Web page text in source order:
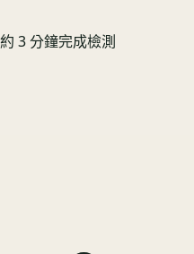
約 3 分鐘完成檢測